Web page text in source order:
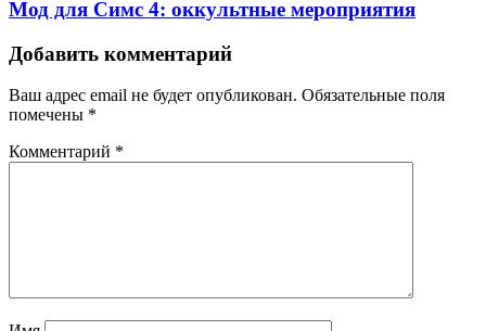
Мод для Симс 4: оккультные мероприятия
Добавить комментарий
Ваш адрес email не будет опубликован. Обязательные поля
помечены *
Комментарий *